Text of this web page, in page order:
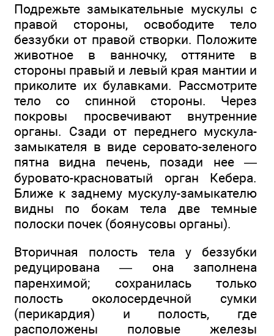
Подрежьте замыкательные мускулы с
правой стороны, освободите тело
беззубки от правой створки. Положите
животное в ванночку, оттяните в
стороны правый и левый края мантии и
приколите их булавками. Рассмотрите
тело со спинной стороны. Через
покровы просвечивают внутренние
органы. Сзади от переднего мускула-
замыкателя в виде серовато-зеленого
пятна видна печень, позади нее —
буровато-красноватый орган Кебера.
Ближе к заднему мускулу-замыкателю
видны по бокам тела две темные
полоски почек (боянусовы органы).
Вторичная полость тела у беззубки
редуцирована — она заполнена
паренхимой; сохранилась только
полость околосердечной сумки
(перикардия) и полость, где
расположены половые железы